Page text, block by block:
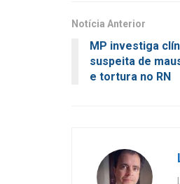
Notícia Anterior
MP investiga
suspeita de
e tortura no RN